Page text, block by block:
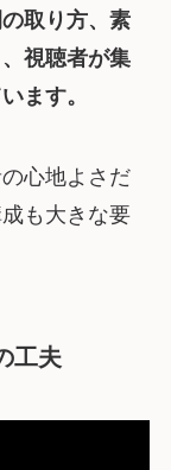
取り方、素
視聴者が集
ます。
心地よさだ
も大きな要
工夫